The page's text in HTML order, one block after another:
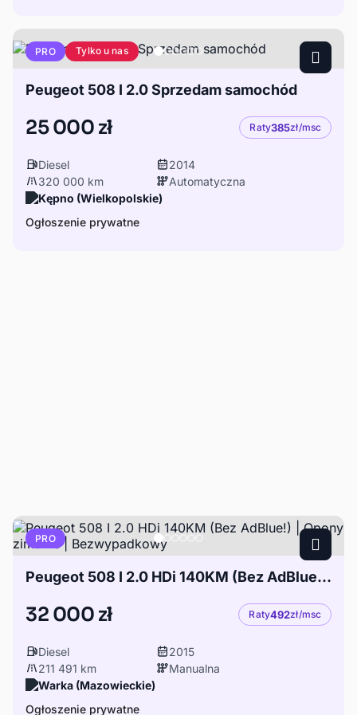
PRO Tylko u nas
Peugeot 508 I 2.0 Sprzedam samochód
25 000 zł Raty385zł/msc
Diesel
2014
320 000 km
Automatyczna
Kępno (Wielkopolskie)
Ogłoszenie prywatne
PRO
Peugeot 508 I 2.0 HDi 140KM (Bez AdBlue!) | Opony zimowe | Bezwypadkowy
32 000 zł Raty492zł/msc
Diesel
2015
211 491 km
Manualna
Warka (Mazowieckie)
Ogłoszenie prywatne